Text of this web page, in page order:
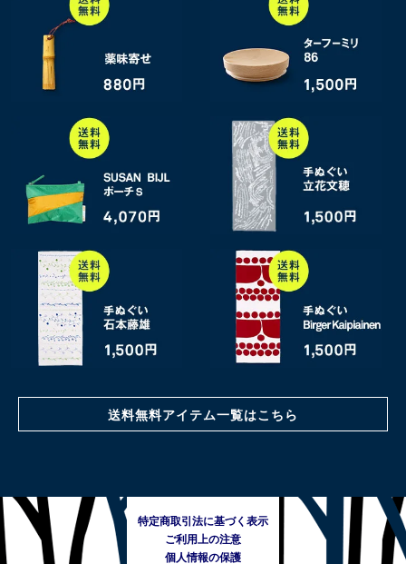
送料無料アイテム一覧はこちら
特定商取引法に基づく表示
ご利用上の注意
個人情報の保護